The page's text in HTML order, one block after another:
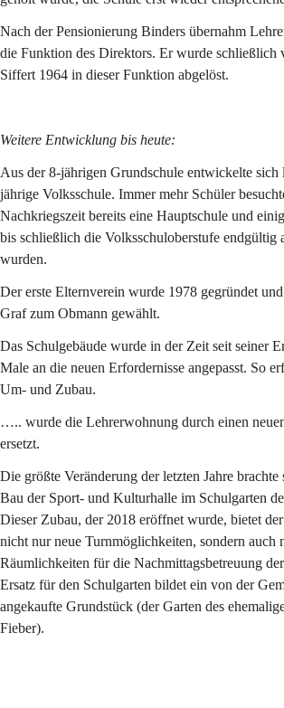
Nach der Pensionierung Binders übernahm
die Funktion des Direktors. Er wurde schließlich
Siffert 1964 in dieser Funktion abgelöst.
Weitere Entwicklung bis heute:
Aus der 8-jährigen Grundschule entwickelte sich
jährige Volksschule. Immer mehr Schüler
Nachkriegszeit bereits eine Hauptschule und
bis schließlich die Volksschuloberstufe endgültig
wurden.
Der erste Elternverein wurde 1978 gegründet
Graf zum Obmann gewählt.
Das Schulgebäude wurde in der Zeit seit seiner
Male an die neuen Erfordernisse angepasst. So
Um- und Zubau.
….. wurde die Lehrerwohnung durch einen
ersetzt.
Die größte Veränderung der letzten Jahre
Bau der Sport- und Kulturhalle im Schulgarten
Dieser Zubau, der 2018 eröffnet wurde, bietet
nicht nur neue Turnmöglichkeiten, sondern auch
Räumlichkeiten für die Nachmittagsbetreuung
Ersatz für den Schulgarten bildet ein von der
angekaufte Grundstück (der Garten des
Fieber).